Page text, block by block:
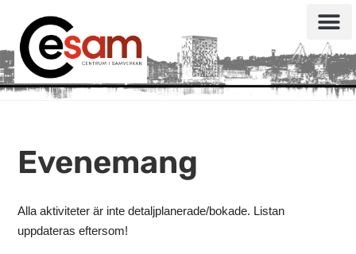
Evenemang
Alla aktiviteter är inte detaljplanerade/bokade. Listan
uppdateras eftersom!